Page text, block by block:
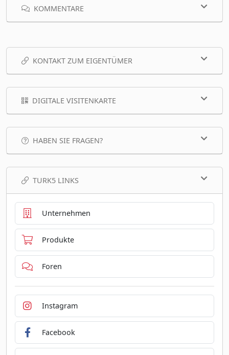
KOMMENTARE
KONTAKT ZUM EIGENTÜMER
DIGITALE VISITENKARTE
HABEN SIE FRAGEN?
TURK5 LINKS
Unternehmen
Produkte
Foren
Instagram
Facebook